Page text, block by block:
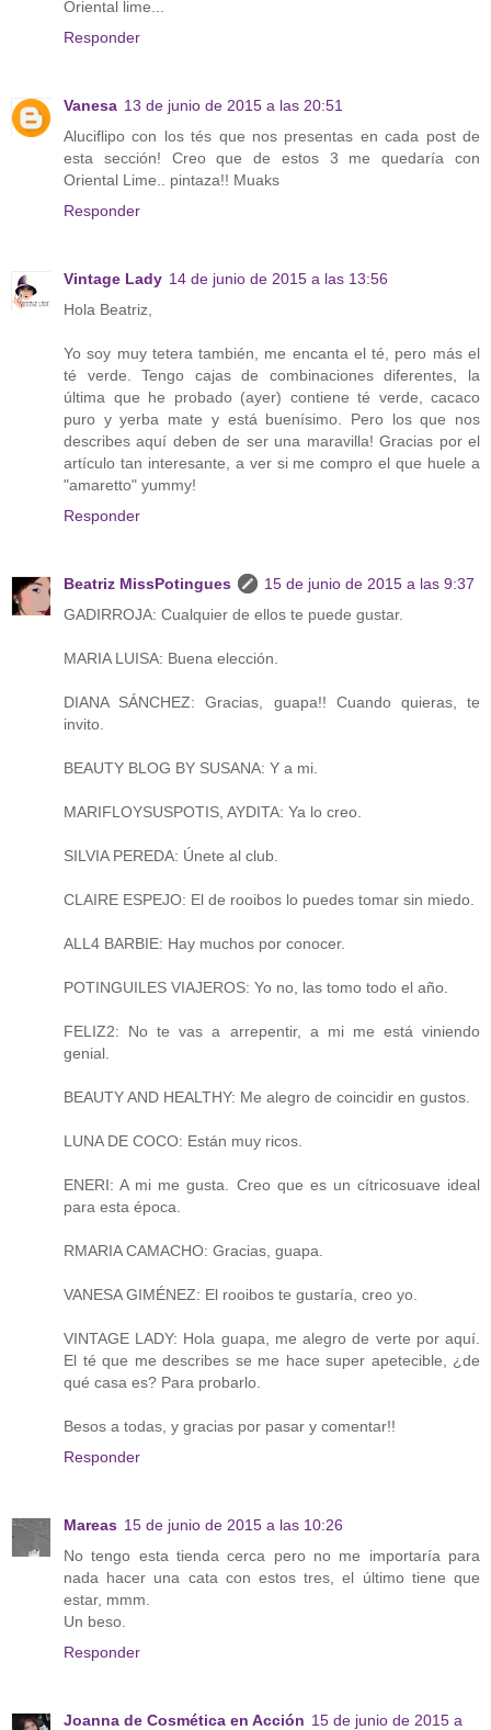
Oriental lime...
Responder
Vanesa 13 de junio de 2015 a las 20:51
Aluciflipo con los tés que nos presentas en cada post de
esta sección! Creo que de estos 3 me quedaría con
Oriental Lime.. pintaza!! Muaks
Responder
Vintage Lady 14 de junio de 2015 a las 13:56
Hola Beatriz,
Yo soy muy tetera también, me encanta el té, pero más el
té verde. Tengo cajas de combinaciones diferentes, la
última que he probado (ayer) contiene té verde, cacaco
puro y yerba mate y está buenísimo. Pero los que nos
describes aquí deben de ser una maravilla! Gracias por el
artículo tan interesante, a ver si me compro el que huele a
"amaretto" yummy!
Responder
Beatriz MissPotingues
15 de junio de 2015 a las 9:37
GADIRROJA: Cualquier de ellos te puede gustar.
MARIA LUISA: Buena elección.
DIANA SÁNCHEZ: Gracias, guapa!! Cuando quieras, te
invito.
BEAUTY BLOG BY SUSANA: Y a mi.
MARIFLOYSUSPOTIS, AYDITA: Ya lo creo.
SILVIA PEREDA: Únete al club.
CLAIRE ESPEJO: El de rooibos lo puedes tomar sin miedo.
ALL4 BARBIE: Hay muchos por conocer.
POTINGUILES VIAJEROS: Yo no, las tomo todo el año.
FELIZ2: No te vas a arrepentir, a mi me está viniendo
genial.
BEAUTY AND HEALTHY: Me alegro de coincidir en gustos.
LUNA DE COCO: Están muy ricos.
ENERI: A mi me gusta. Creo que es un cítricosuave ideal
para esta época.
RMARIA CAMACHO: Gracias, guapa.
VANESA GIMÉNEZ: El rooibos te gustaría, creo yo.
VINTAGE LADY: Hola guapa, me alegro de verte por aquí.
El té que me describes se me hace super apetecible, ¿de
qué casa es? Para probarlo.
Besos a todas, y gracias por pasar y comentar!!
Responder
Mareas 15 de junio de 2015 a las 10:26
No tengo esta tienda cerca pero no me importaría para
nada hacer una cata con estos tres, el último tiene que
estar, mmm.
Un beso.
Responder
Joanna de Cosmética en Acción 15 de junio de 2015 a